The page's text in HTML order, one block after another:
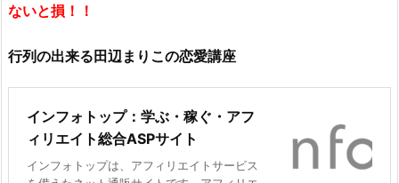
ないと損！！
行列の出来る田辺まりこの恋愛講座
インフォトップ：学ぶ・稼ぐ・アフ
ィリエイト総合ASPサイト
インフォトップは、アフィリエイトサービス